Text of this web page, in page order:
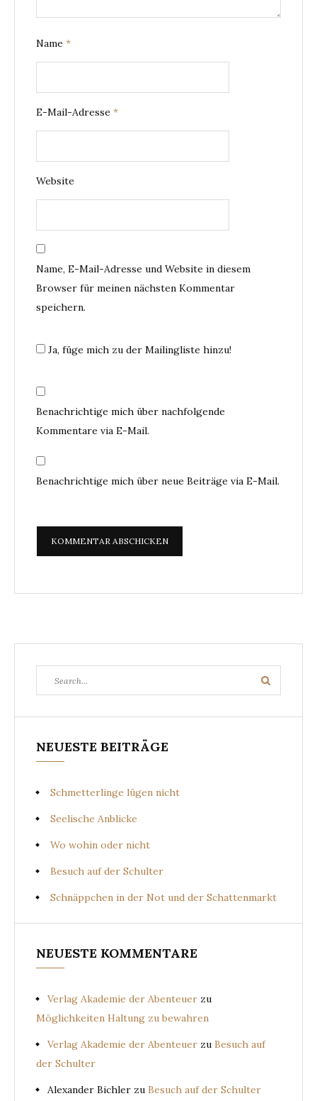
Name *
E-Mail-Adresse *
Website
Name, E-Mail-Adresse und Website in diesem
Browser für meinen nächsten Kommentar
speichern.
Ja, füge mich zu der Mailingliste hinzu!
Benachrichtige mich über nachfolgende
Kommentare via E-Mail.
Benachrichtige mich über neue Beiträge via E-Mail.
for:
Search
NEUESTE BEITRÄGE
Schmetterlinge lügen nicht
Seelische Anblicke
Wo wohin oder nicht
Besuch auf der Schulter
Schnäppchen in der Not und der Schattenmarkt
NEUESTE KOMMENTARE
Verlag Akademie der Abenteuer zu
Möglichkeiten Haltung zu bewahren
Verlag Akademie der Abenteuer zu Besuch auf
der Schulter
Alexander Bichler zu Besuch auf der Schulter